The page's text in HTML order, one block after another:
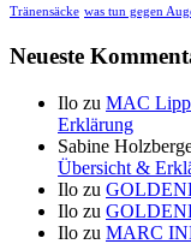
Tränensäcke was tun gegen
Neueste
Ilo zu MAC
Erklärung
Sabine
Übersicht &
Ilo zu
Ilo zu
Ilo zu MARC